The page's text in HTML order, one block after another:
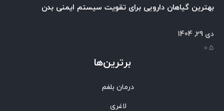
بهترین گیاهان دارویی برای تقویت سیستم ایمنی بدن
دی 29, 1404
برترین‌ها
درمان بلغم
لاغری